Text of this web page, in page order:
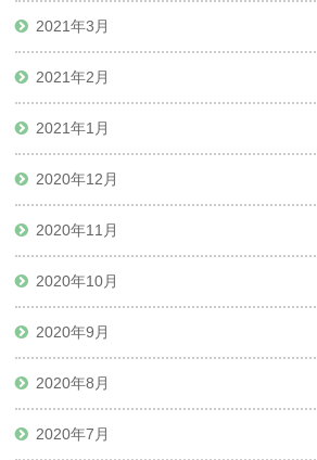
2021年3月
2021年2月
2021年1月
2020年12月
2020年11月
2020年10月
2020年9月
2020年8月
2020年7月